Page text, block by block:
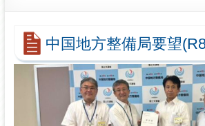
中国地方整備局要望